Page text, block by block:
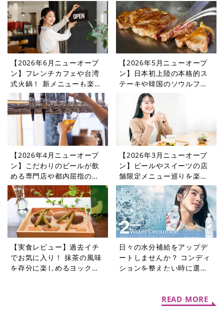
【2026年6月ニューオープ
ン】フレンチカフェや台湾
式火鍋！ 新メニューも楽し
めるレストランやカフェを
紹介
【2026年5月ニューオープ
ン】日本初上陸の本格的ス
テーキや韓国のソウルフー
ドを楽しめるレストランや
カフェをご紹介
【2026年4月ニューオープ
ン】こだわりのビールが飲
める専門店や都内屈指の憩
いの場に登場するカフェ・
レストラン5選
【2026年3月ニューオープ
ン】ビールやスイーツの店
舗限定メニュー巡りを楽し
めるレストランやカフェを
紹介
【実食レビュー】過去イチ
でお気に入り！ 抹茶の風味
を存分に楽しめるヨックモ
日々の水分補給をアップデ
ートしませんか？ コンディ
ションを整えたい時に選び
READ MORE